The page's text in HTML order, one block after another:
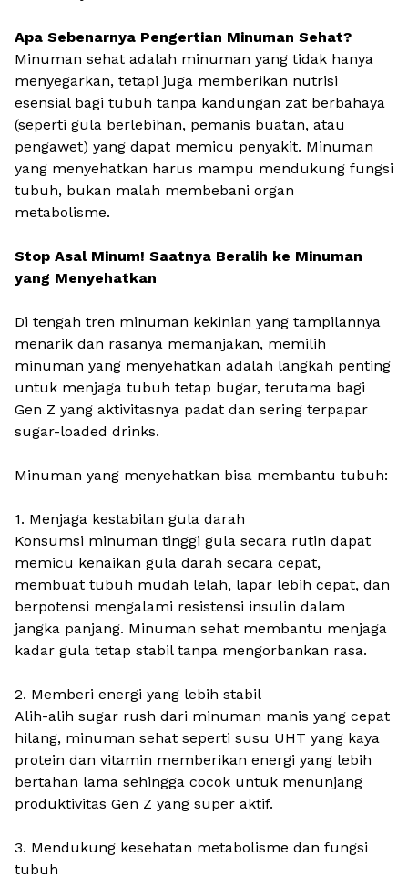
Apa Sebenarnya Pengertian Minuman Sehat?
Minuman sehat adalah minuman yang tidak hanya
menyegarkan, tetapi juga memberikan nutrisi
esensial bagi tubuh tanpa kandungan zat berbahaya
(seperti gula berlebihan, pemanis buatan, atau
pengawet) yang dapat memicu penyakit. Minuman
yang menyehatkan harus mampu mendukung fungsi
tubuh, bukan malah membebani organ
metabolisme.
Stop Asal Minum! Saatnya Beralih ke Minuman
yang Menyehatkan
Di tengah tren minuman kekinian yang tampilannya
menarik dan rasanya memanjakan, memilih
minuman yang menyehatkan adalah langkah penting
untuk menjaga tubuh tetap bugar, terutama bagi
Gen Z yang aktivitasnya padat dan sering terpapar
sugar-loaded drinks.
Minuman yang menyehatkan bisa membantu tubuh:
1. Menjaga kestabilan gula darah
Konsumsi minuman tinggi gula secara rutin dapat
memicu kenaikan gula darah secara cepat,
membuat tubuh mudah lelah, lapar lebih cepat, dan
berpotensi mengalami resistensi insulin dalam
jangka panjang. Minuman sehat membantu menjaga
kadar gula tetap stabil tanpa mengorbankan rasa.
2. Memberi energi yang lebih stabil
Alih-alih sugar rush dari minuman manis yang cepat
hilang, minuman sehat seperti susu UHT yang kaya
protein dan vitamin memberikan energi yang lebih
bertahan lama sehingga cocok untuk menunjang
produktivitas Gen Z yang super aktif.
3. Mendukung kesehatan metabolisme dan fungsi
tubuh